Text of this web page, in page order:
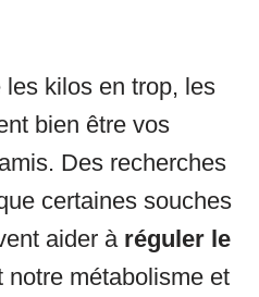
kilos en trop, les
bien être vos
Des recherches
certaines souches
aider à réguler le
notre métabolisme et